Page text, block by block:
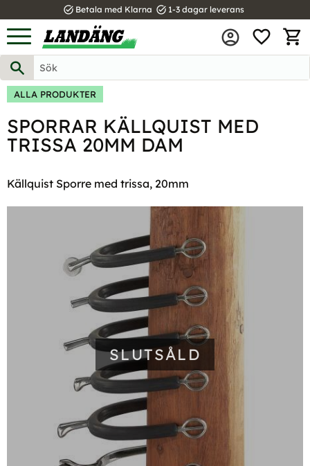
Meny
task_alt Betala med Klarna task_alt 1-3 dagar leverans
ALLA PRODUKTER
SPORRAR KÄLLQUIST MED
TRISSA 20MM DAM
Källquist Sporre med trissa, 20mm
SLUTSÅLD